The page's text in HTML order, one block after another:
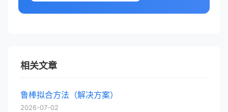
相关文章
鲁棒拟合方法（解决方案）
2026-07-02